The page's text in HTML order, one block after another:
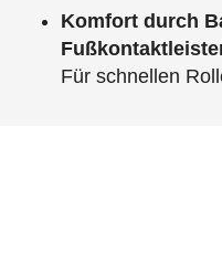
Komfort durch
Für schnellen